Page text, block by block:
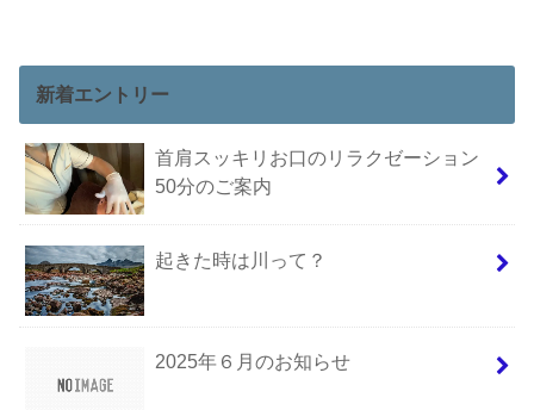
新着エントリー
首肩スッキリお口のリラクゼーション
50分のご案内
起きた時は川って？
2025年６月のお知らせ